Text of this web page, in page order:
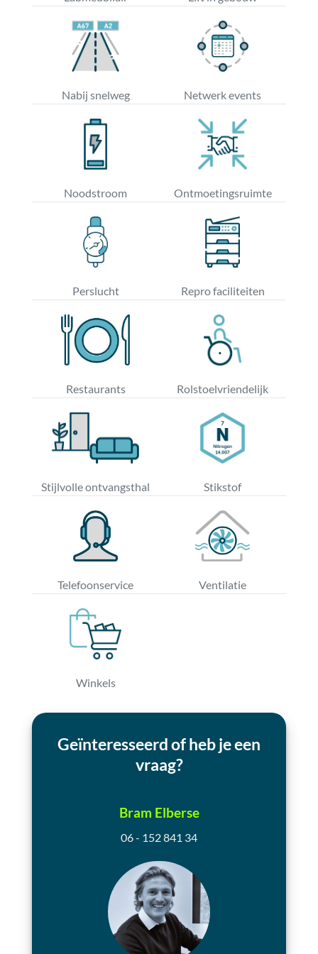
Nabij snelweg Netwerk events
Noodstroom Ontmoetingsruimte
Perslucht Repro faciliteiten
Restaurants Rolstoelvriendelijk
Stijlvolle ontvangsthal Stikstof
Telefoonservice Ventilatie
Winkels
Geïnteresseerd of heb je een
vraag?
Bram Elberse
06 - 152 841 34